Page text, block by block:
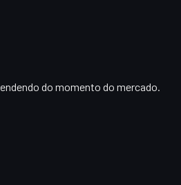
do momento do mercado.